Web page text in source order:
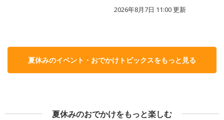
2026年8月7日 11:00更新
夏休みのイベント・おでかけトピックスをもっと見る
夏休みのおでかけをもっと楽しむ